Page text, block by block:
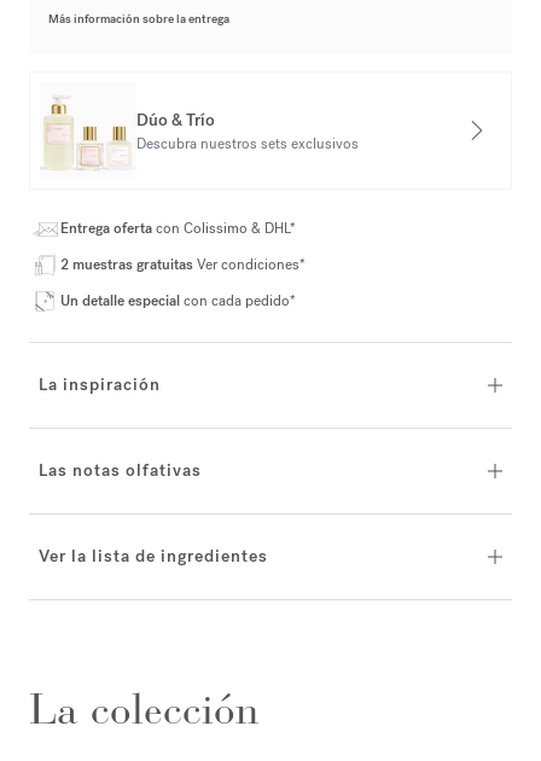
Más información sobre la entrega
Dúo & Trío
Descubra nuestros sets exclusivos
Entrega ofertacon Colissimo & DHL*
2 muestras gratuitasVer condiciones*
Un detalle especialcon cada pedido*
La inspiración
Las notas olfativas
Ver la lista de ingredientes
La colección